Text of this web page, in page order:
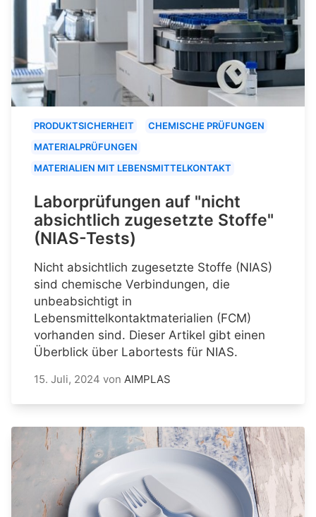
PRODUKTSICHERHEIT
CHEMISCHE PRÜFUNGEN
MATERIALPRÜFUNGEN
MATERIALIEN MIT LEBENSMITTELKONTAKT
Laborprüfungen auf "nicht
absichtlich zugesetzte Stoffe"
(NIAS-Tests)
Nicht absichtlich zugesetzte Stoffe (NIAS)
sind chemische Verbindungen, die
unbeabsichtigt in
Lebensmittelkontaktmaterialien (FCM)
vorhanden sind. Dieser Artikel gibt einen
Überblick über Labortests für NIAS.
15. Juli, 2024 von AIMPLAS